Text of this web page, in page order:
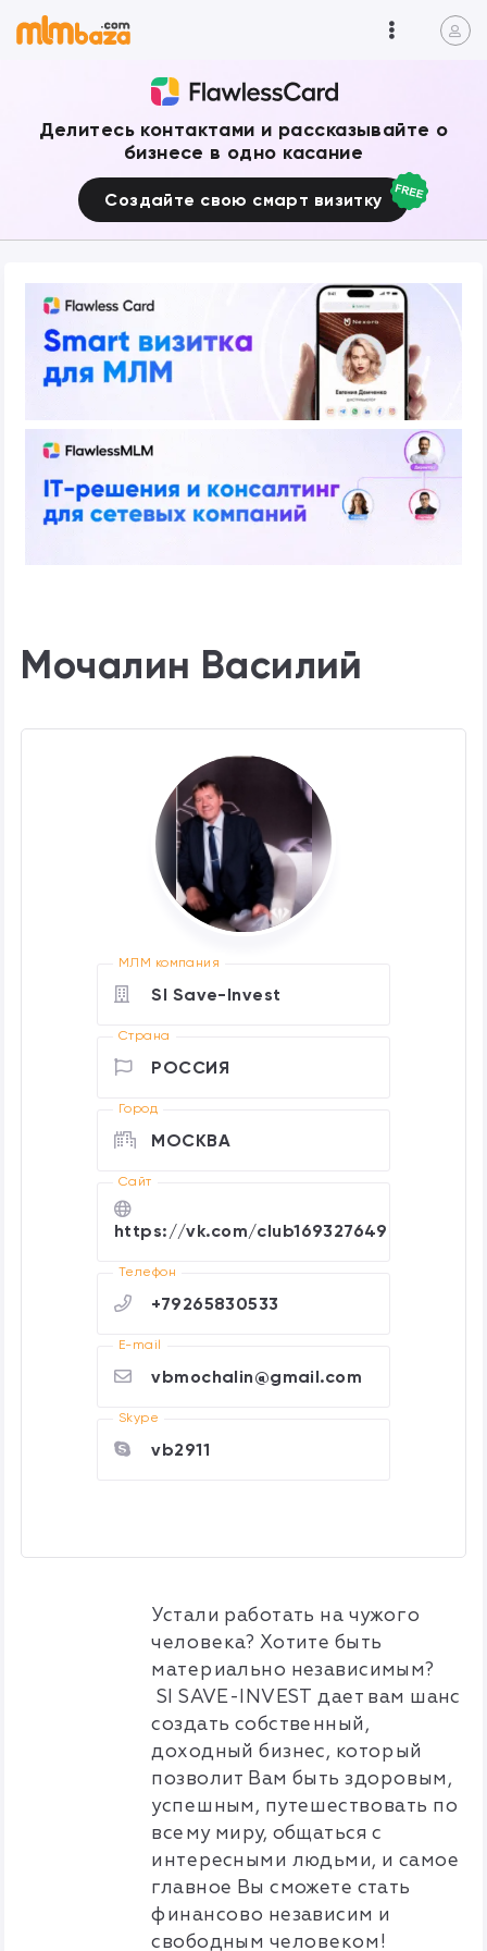
Делитесь контактами и рассказывайте о
бизнесе в одно касание
Создайте свою смарт визитку
Мочалин Василий
МЛМ компания
SI Save-Invest
Страна
РОССИЯ
Город
МОСКВА
Cайт
https://vk.com/club169327649
Телефон
+79265830533
E-mail
vbmochalin@gmail.com
Skype
vb2911
Устали работать на чужого
человека? Хотите быть
материально независимым?
SISAVE-INVESTдает вам шанс
создать собственный,
доходный бизнес, который
позволит Вам быть здоровым,
успешным, путешествовать по
всему миру, общаться с
интересными людьми, и самое
главное Вы сможете стать
финансово независим и
свободным человеком!